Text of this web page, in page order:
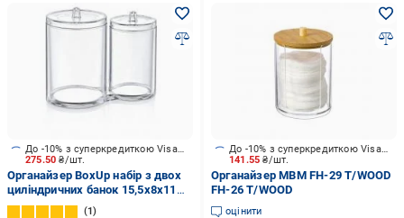
275.50₴/шт.
До -10% з суперкредиткою Visa Вигода
Органайзер BoxUp набір з двох
циліндричних банок 15,5x8x11
см пластик прозорий FT-015
1
141.55₴/шт.
До -10% з суперкредиткою Visa Вигода
Органайзер МВМ FH-29 T/WOOD
FH-26 T/WOOD
оцінити